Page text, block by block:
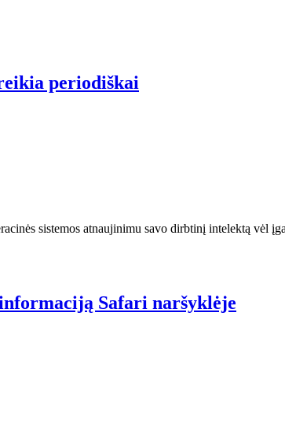
periodiškai
sistemos atnaujinimu savo dirbtinį intelektą vėl
Safari naršyklėje